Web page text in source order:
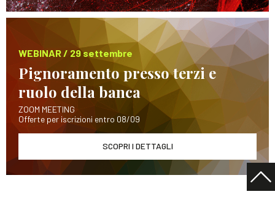
WEBINAR / 29 settembre
Pignoramento presso terzi e
ruolo della banca
ZOOM MEETING
Offerte per iscrizioni entro 08/09
SCOPRI I DETTAGLI